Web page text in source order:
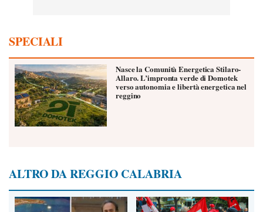
SPECIALI
Nasce la Comunità Energetica Stilaro-
Allaro. L’impronta verde di Domotek
verso autonomia e libertà energetica nel
reggino
ALTRO DA REGGIO CALABRIA